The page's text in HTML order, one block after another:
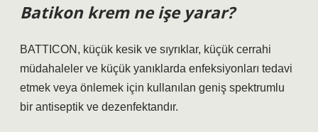
Batikon krem ne işe yarar?
BATTICON, küçük kesik ve sıyrıklar, küçük cerrahi
müdahaleler ve küçük yanıklarda enfeksiyonları tedavi
etmek veya önlemek için kullanılan geniş spektrumlu
bir antiseptik ve dezenfektandır.